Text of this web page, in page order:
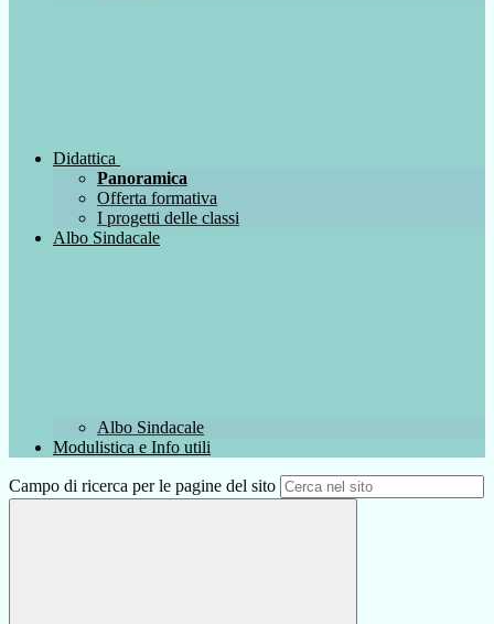
Didattica
Panoramica
Offerta formativa
I progetti delle classi
Albo Sindacale
Albo Sindacale
Modulistica e Info utili
Campo di ricerca per le pagine del sito